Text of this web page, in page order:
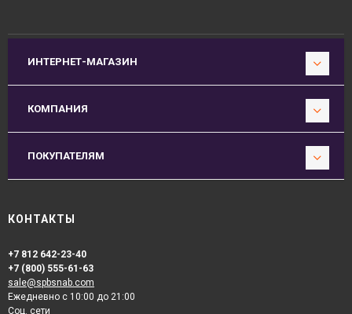
ИНТЕРНЕТ-МАГАЗИН
КОМПАНИЯ
ПОКУПАТЕЛЯМ
КОНТАКТЫ
+7 812 642-23-40
+7 (800) 555-61-63
sale@spbsnab.com
Ежедневно с 10:00 до 21:00
Соц. сети